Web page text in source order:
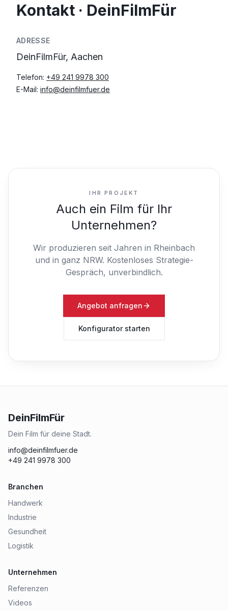
Kontakt · DeinFilmFür
ADRESSE
DeinFilmFür, Aachen
Telefon: +49 241 9978 300
E-Mail: info@deinfilmfuer.de
IHR PROJEKT
Auch ein Film für Ihr
Unternehmen?
Wir produzieren seit Jahren in Rheinbach
und in ganz NRW. Kostenloses Strategie-
Gespräch, unverbindlich.
Angebot anfragen
Konfigurator starten
DeinFilmFür
Dein Film für deine Stadt.
info@deinfilmfuer.de
+49 241 9978 300
Branchen
Handwerk
Industrie
Gesundheit
Logistik
Unternehmen
Referenzen
Videos